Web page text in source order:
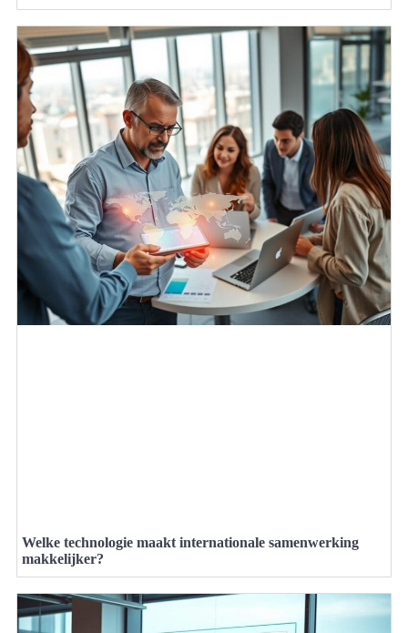
Welke technologie maakt internationale samenwerking
makkelijker?